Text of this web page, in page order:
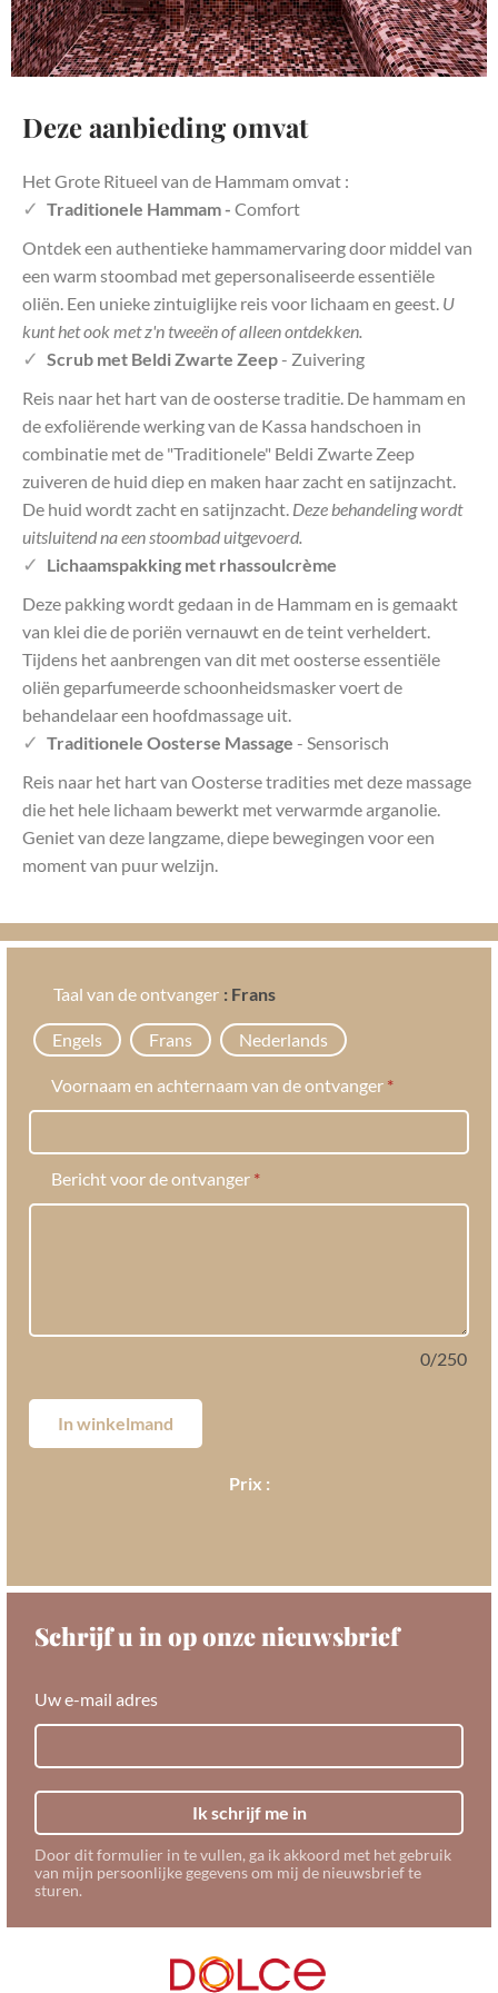
Deze aanbieding omvat
Het Grote Ritueel van de Hammam omvat :
Traditionele Hammam - Comfort
Ontdek een authentieke hammamervaring door middel van
een warm stoombad met gepersonaliseerde essentiële
oliën. Een unieke zintuiglijke reis voor lichaam en geest. U
kunt het ook met z'n tweeën of alleen ontdekken.
Scrub met Beldi Zwarte Zeep- Zuivering
Reis naar het hart van de oosterse traditie. De hammam en
de exfoliërende werking van de Kassa handschoen in
combinatie met de "Traditionele" Beldi Zwarte Zeep
zuiveren de huid diep en maken haar zacht en satijnzacht.
De huid wordt zacht en satijnzacht. Deze behandeling wordt
uitsluitend na een stoombad uitgevoerd.
Lichaamspakking met rhassoulcrème
Deze pakking wordt gedaan in de Hammam en is gemaakt
van klei die de poriën vernauwt en de teint verheldert.
Tijdens het aanbrengen van dit met oosterse essentiële
oliën geparfumeerde schoonheidsmasker voert de
behandelaar een hoofdmassage uit.
Traditionele Oosterse Massage - Sensorisch
Reis naar het hart van Oosterse tradities met deze massage
die het hele lichaam bewerkt met verwarmde arganolie.
Geniet van deze langzame, diepe bewegingen voor een
moment van puur welzijn.
310€
Ik bied deze spa-ervaring
Taal van de ontvanger : Frans
Engels Frans Nederlands
Voornaam en achternaam van de ontvanger *
Bericht voor de ontvanger *
0/250
In winkelmand
Schrijf u in op onze nieuwsbrief
Uw e-mail adres
Ik schrijf me in
Door dit formulier in te vullen, ga ik akkoord met het gebruik
van mijn persoonlijke gegevens om mij de nieuwsbrief te
sturen.